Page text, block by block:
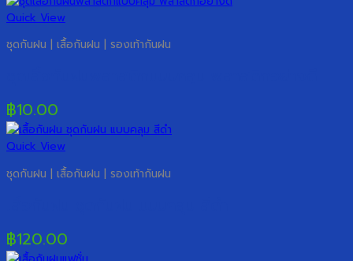
Quick View
ชุดกันฝน | เสื้อกันฝน | รองเท้ากันฝน
฿10.00
Quick View
ชุดกันฝน | เสื้อกันฝน | รองเท้ากันฝน
฿120.00